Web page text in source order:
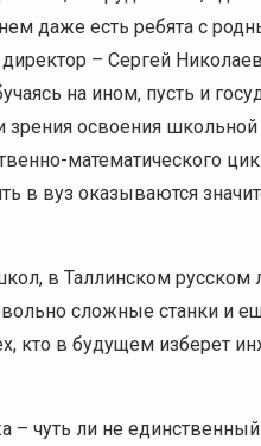
даже есть ребята с
– Сергей
на ином, пусть и
зрения освоения
математического
в вуз оказываются
в Таллинском русском
сложные станки и
кто в будущем изберет
– чуть ли не